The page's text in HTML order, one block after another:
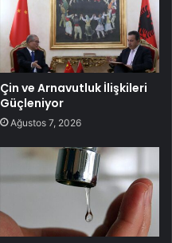
Çin ve Arnavutluk İlişkileri
Güçleniyor
Ağustos 7, 2026